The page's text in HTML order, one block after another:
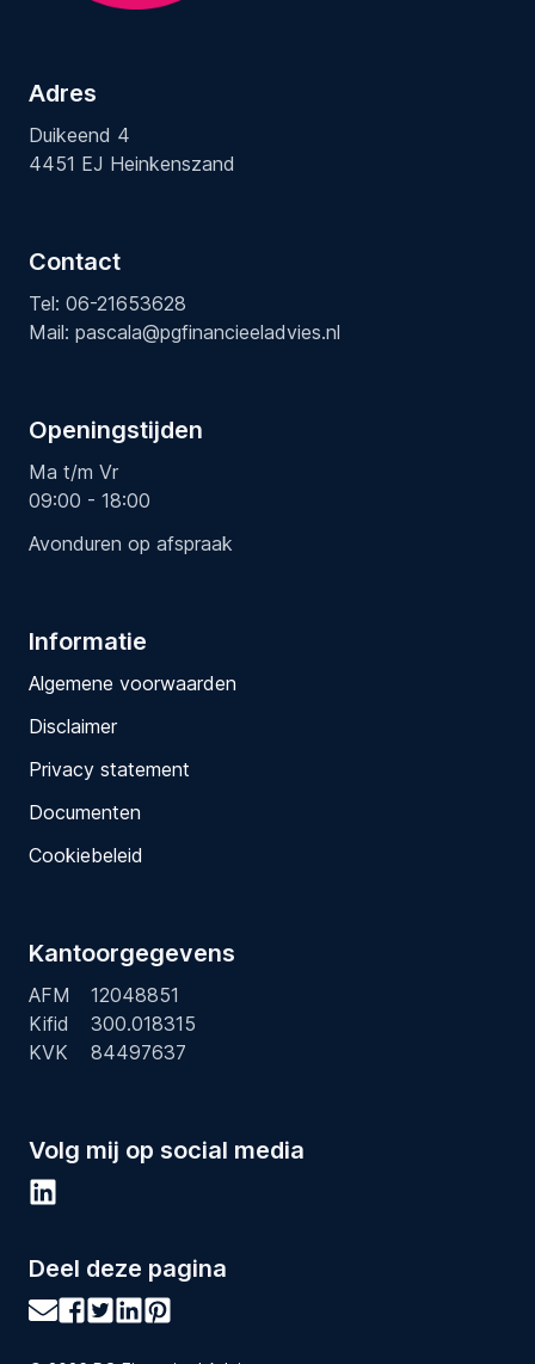
Adres
Duikeend 4
4451 EJ Heinkenszand
Contact
Tel: 06-21653628
Mail: pascala@pgfinancieeladvies.nl
Openingstijden
Ma t/m Vr
09:00 - 18:00
Avonduren op afspraak
Informatie
Algemene voorwaarden
Disclaimer
Privacy statement
Documenten
Cookiebeleid
Kantoorgegevens
AFM
12048851
Kifid
300.018315
KVK
84497637
Volg mij op social media
Deel deze pagina